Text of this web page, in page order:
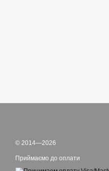
© 2014—2026
Приймаємо до оплати